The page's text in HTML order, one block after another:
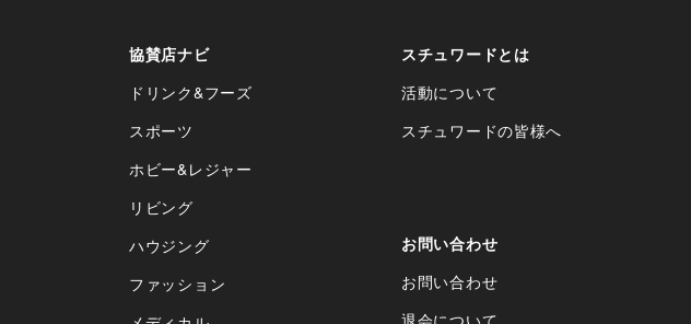
スチュワードとは
活動について
スチュワードの皆様へ
お問い合わせ
お問い合わせ
退会について
協賛店ナビ
ドリンク&フーズ
スポーツ
ホビー&レジャー
リビング
ハウジング
ファッション